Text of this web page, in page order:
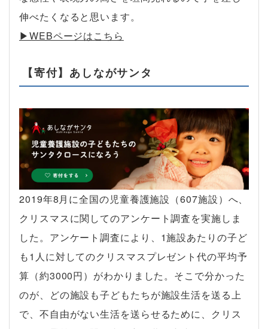
伸べたくなると思います。
▶︎WEBページはこちら
【寄付】あしながサンタ
2019年8月に全国の児童養護施設（607施設）へ、
クリスマスに関してのアンケート調査を実施しま
した。アンケート調査により、1施設あたりの子ど
も1人に対してのクリスマスプレゼント代の平均予
算（約3000円）がわかりました。そこで分かった
のが、どの施設も子どもたちが施設生活を送る上
で、不自由がない生活を送らせるために、クリス